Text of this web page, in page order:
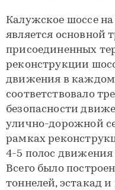
Калужское шоссе
является основной
присоединенных
реконструкции
движения в каждом
соответствовало
безопасности
улично-дорожной
рамках
4-5 полос
Всего было
тоннелей, эстакад